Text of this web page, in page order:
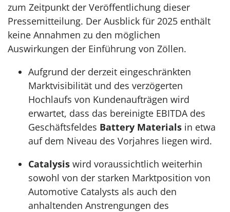
zum Zeitpunkt der Veröffentlichung dieser
Pressemitteilung. Der Ausblick für 2025 enthält
keine Annahmen zu den möglichen
Auswirkungen der Einführung von Zöllen.
Aufgrund der derzeit eingeschränkten
Marktvisibilität und des verzögerten
Hochlaufs von Kundenaufträgen wird
erwartet, dass das bereinigte EBITDA des
Geschäftsfeldes Battery Materials in etwa
auf dem Niveau des Vorjahres liegen wird.
Catalysis wird voraussichtlich weiterhin
sowohl von der starken Marktposition von
Automotive Catalysts als auch den
anhaltenden Anstrengungen des